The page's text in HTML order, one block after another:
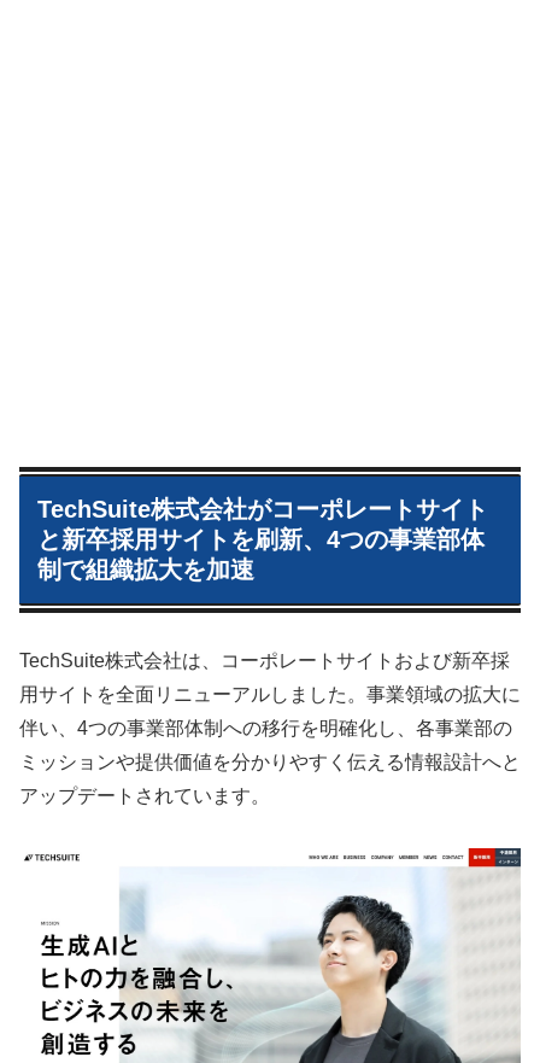
TechSuite株式会社がコーポレートサイト
と新卒採用サイトを刷新、4つの事業部体
制で組織拡大を加速
TechSuite株式会社は、コーポレートサイトおよび新卒採
用サイトを全面リニューアルしました。事業領域の拡大に
伴い、4つの事業部体制への移行を明確化し、各事業部の
ミッションや提供価値を分かりやすく伝える情報設計へと
アップデートされています。